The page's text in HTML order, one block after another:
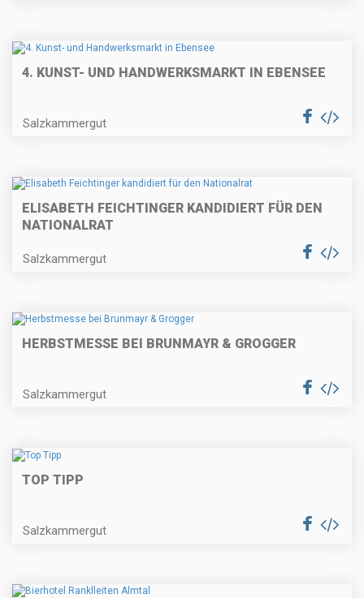
4. KUNST- UND HANDWERKSMARKT IN EBENSEE
Salzkammergut
ELISABETH FEICHTINGER KANDIDIERT FÜR DEN
NATIONALRAT
Salzkammergut
HERBSTMESSE BEI BRUNMAYR & GROGGER
Salzkammergut
TOP TIPP
Salzkammergut